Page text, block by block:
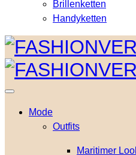
Brillenketten
Handyketten
Mode
Outfits
Maritimer